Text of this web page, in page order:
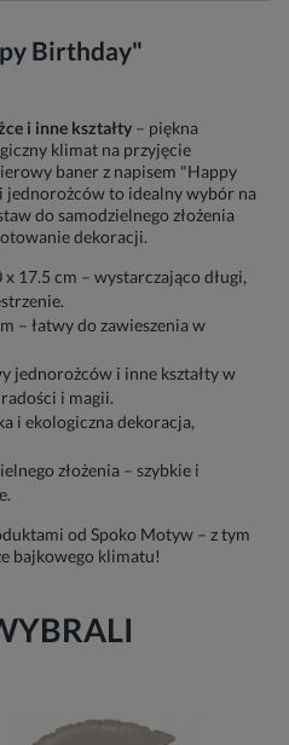
Birthday"
i inne kształty – piękna
klimat na przyjęcie
baner z napisem "Happy
to idealny wybór na
do samodzielnego złożenia
dekoracji.
x 17.5 cm – wystarczająco długi,
– łatwy do zawieszenia w
jednorożców i inne kształty w
i magii.
i ekologiczna dekoracja,
złożenia – szybkie i
od Spoko Motyw – z tym
bajkowego klimatu!